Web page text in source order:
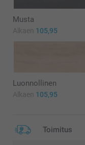
Musta
Alkaen 105,95
Luonnollinen
Alkaen 105,95
Toimitus